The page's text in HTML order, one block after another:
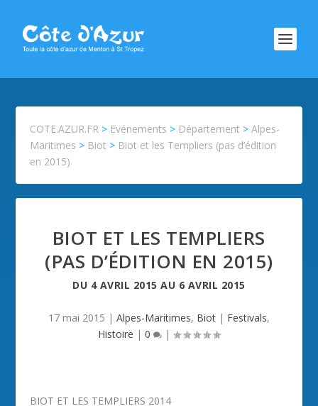
COTE.AZUR.FR > Evénements > Département >Alpes-
Maritimes > Biot > Biot et les Templiers (pas d’édition
en 2015)
BIOT ET LES TEMPLIERS
(PAS D’ÉDITION EN 2015)
DU 4 AVRIL 2015 AU 6 AVRIL 2015
17 mai 2015 | Alpes-Maritimes, Biot | Festivals,
Histoire | 0 |
BIOT ET LES TEMPLIERS 2014